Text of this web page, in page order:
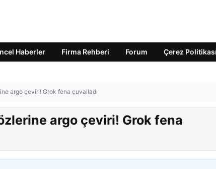
Haberler Firma Rehberi Forum Çerez Politikası
argo çeviri! Grok fena çuvalladı
argo çeviri! Grok fena